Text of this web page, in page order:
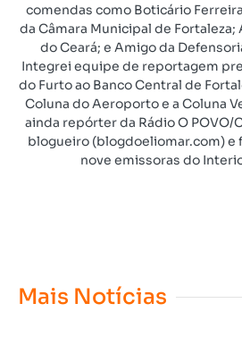
comendas como Boticário
da Câmara Municipal de
do Ceará; e Amigo da
Integrei equipe de reportagem
do Furto ao Banco Central de
Coluna do Aeroporto e a Coluna
ainda repórter da Rádio O POVO/
blogueiro (blogdoeliomar.com) e
nove emissoras do
Mais Notícias